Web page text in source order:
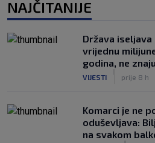
NAJČITANIJE
Država
vrijednu
godina, ne
VIJESTI prije 8 h
Komarci je ne
oduševljava:
na svakom